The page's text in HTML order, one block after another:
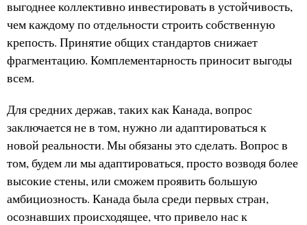
выгоднее коллективно инвестировать в устойчивость,
чем каждому по отдельности строить собственную
крепость. Принятие общих стандартов снижает
фрагментацию. Комплементарность приносит выгоды
всем.
Для средних держав, таких как Канада, вопрос
заключается не в том, нужно ли адаптироваться к
новой реальности. Мы обязаны это сделать. Вопрос в
том, будем ли мы адаптироваться, просто возводя более
высокие стены, или сможем проявить большую
амбициозность. Канада была среди первых стран,
осознавших происходящее, что привело нас к